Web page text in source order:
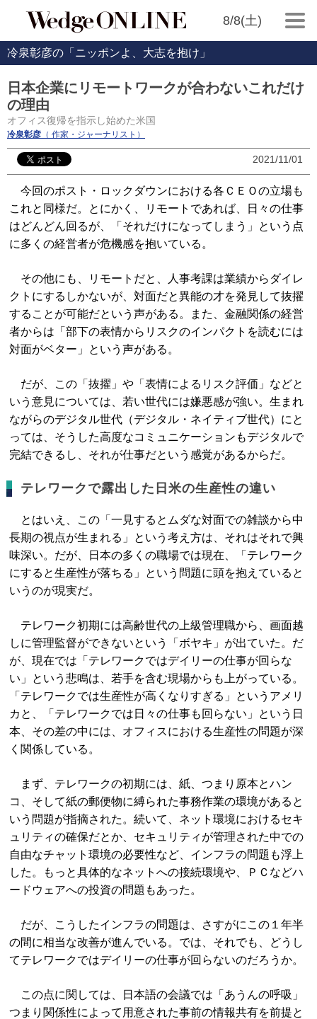
8/8(土)
冷泉彰彦の「ニッポンよ、大志を抱け」
日本企業にリモートワークが合わないこれだけ
の理由
オフィス復帰を指示し始めた米国
冷泉彰彦 （ 作家・ジャーナリスト）
2021/11/01
今回のポスト・ロックダウンにおける各ＣＥＯの立場も
これと同様だ。とにかく、リモートであれば、日々の仕事
はどんどん回るが、「それだけになってしまう」という点
に多くの経営者が危機感を抱いている。
その他にも、リモートだと、人事考課は業績からダイレ
クトにするしかないが、対面だと異能の才を発見して抜擢
することが可能だという声がある。また、金融関係の経営
者からは「部下の表情からリスクのインパクトを読むには
対面がベター」という声がある。
だが、この「抜擢」や「表情によるリスク評価」などと
いう意見については、若い世代には嫌悪感が強い。生まれ
ながらのデジタル世代（デジタル・ネイティブ世代）にと
っては、そうした高度なコミュニケーションもデジタルで
完結できるし、それが仕事だという感覚があるからだ。
テレワークで露出した日米の生産性の違い
とはいえ、この「一見するとムダな対面での雑談から中
長期の視点が生まれる」という考え方は、それはそれで興
味深い。だが、日本の多くの職場では現在、「テレワーク
にすると生産性が落ちる」という問題に頭を抱えていると
いうのが現実だ。
テレワーク初期には高齢世代の上級管理職から、画面越
しに管理監督ができないという「ボヤキ」が出ていた。だ
が、現在では「テレワークではデイリーの仕事が回らな
い」という悲鳴は、若手を含む現場からも上がっている。
「テレワークでは生産性が高くなりすぎる」というアメリ
カと、「テレワークでは日々の仕事も回らない」という日
本、その差の中には、オフィスにおける生産性の問題が深
く関係している。
まず、テレワークの初期には、紙、つまり原本とハン
コ、そして紙の郵便物に縛られた事務作業の環境があると
いう問題が指摘された。続いて、ネット環境におけるセキ
ュリティの確保だとか、セキュリティが管理された中での
自由なチャット環境の必要性など、インフラの問題も浮上
した。もっと具体的なネットへの接続環境や、ＰＣなどハ
ードウェアへの投資の問題もあった。
だが、こうしたインフラの問題は、さすがにこの１年半
の間に相当な改善が進んでいる。では、それでも、どうし
てテレワークではデイリーの仕事が回らないのだろうか。
この点に関しては、日本語の会議では「あうんの呼吸」
つまり関係性によって用意された事前の情報共有を前提と